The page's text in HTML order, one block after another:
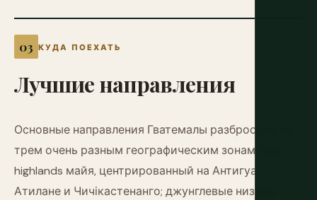
КУДА ПОЕХАТЬ
Лучшиенаправления
Основные направления Гватемалы разбросаны по
трем очень разным географическим зонам: мир
highlands майя, центрированный на Антигуа,
Атилане и Чичікастенанго; джунглевые низины